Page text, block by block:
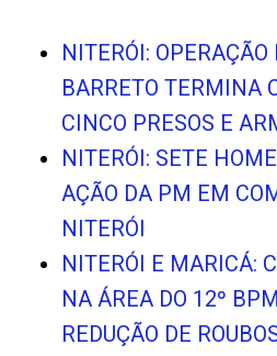
NITERÓI:
BARRETO TERMINA
CINCO PRESOS E
NITERÓI: SETE
AÇÃO DA PM EM
NITERÓI
NITERÓI E MARICÁ:
NA ÁREA DO 12º
REDUÇÃO DE